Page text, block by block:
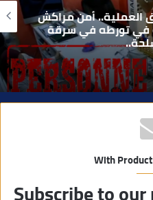
و
ي
ب
أمن مراكش
تورطه في سرقة
With